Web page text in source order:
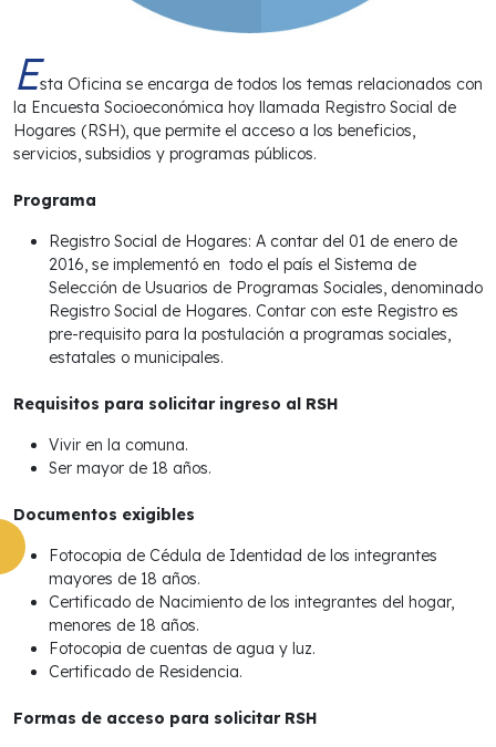
Esta Oficina se encarga de todos los temas relacionados con
la Encuesta Socioeconómica hoy llamada Registro Social de
Hogares (RSH), que permite el acceso a los beneficios,
servicios, subsidios y programas públicos.
Programa
Registro Social de Hogares: A contar del 01 de enero de
2016, se implementó en todo el país el Sistema de
Selección de Usuarios de Programas Sociales, denominado
Registro Social de Hogares. Contar con este Registro es
pre-requisito para la postulación a programas sociales,
estatales o municipales.
Requisitos para solicitar ingreso al RSH
Vivir en la comuna.
Ser mayor de 18 años.
Documentos exigibles
Fotocopia de Cédula de Identidad de los integrantes
mayores de 18 años.
Certificado de Nacimiento de los integrantes del hogar,
menores de 18 años.
Fotocopia de cuentas de agua y luz.
Certificado de Residencia.
Formas de acceso para solicitar RSH